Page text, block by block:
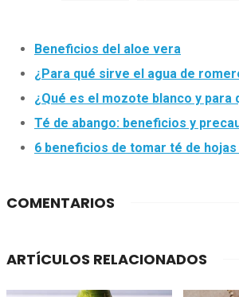
Beneficios del aloe vera
¿Para qué sirve el agua de
¿Qué es el mozote blanco y para
Té de abango: beneficios y
6 beneficios de tomar té de
COMENTARIOS
ARTÍCULOS RELACIONADOS